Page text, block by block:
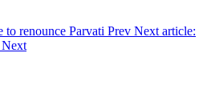
to renounce Parvati Prev Next article:
Next